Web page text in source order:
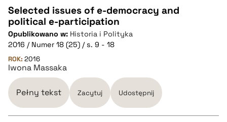
Selected issues of e-democracy and
political e-participation
Opublikowano w: Historia i Polityka
2016 / Numer 18 (25) / s. 9 - 18
ROK: 2016
Iwona Massaka
Pełny tekst Zacytuj Udostępnij